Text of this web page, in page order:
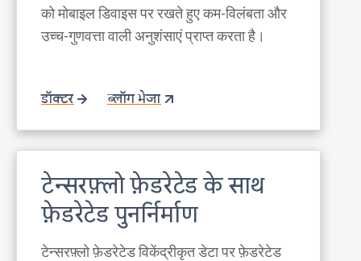
को मोबाइल डिवाइस पर रखते हुए कम-विलंबता और
उच्च-गुणवत्ता वाली अनुशंसाएं प्राप्त करता है।
डॉक्टर ब्लॉग भेजा
टेन्सरफ़्लो फ़ेडरेटेड के साथ
फ़ेडरेटेड पुनर्निर्माण
टेन्सरफ़्लो फ़ेडरेटेड विकेंद्रीकृत डेटा पर फ़ेडरेटेड